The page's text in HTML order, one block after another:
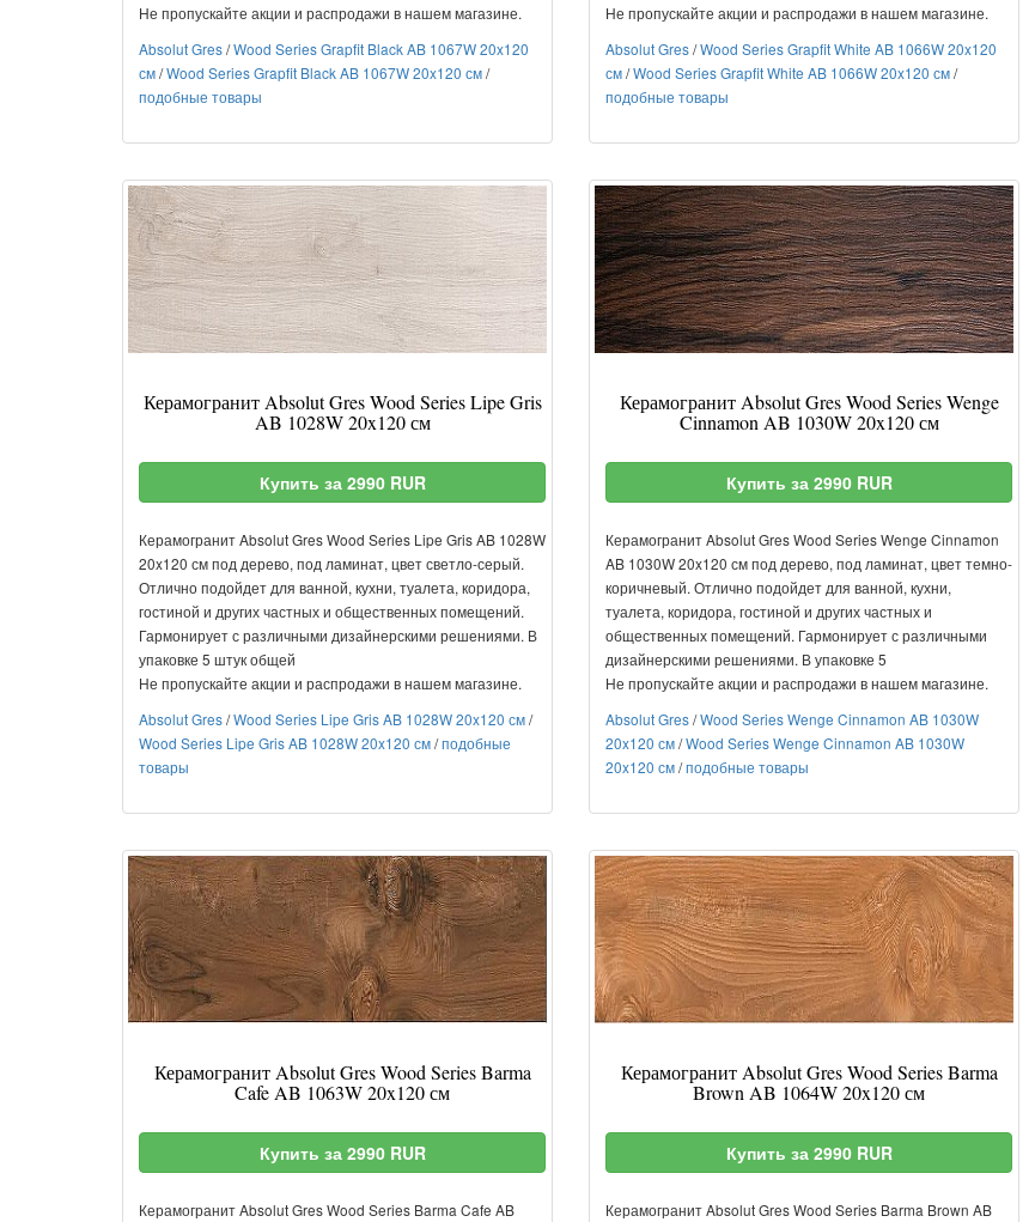
Не пропускайте акции и распродажи в нашем магазине.
Absolut Gres/Wood Series Grapfit Black AB 1067W 20x120
см/Wood Series Grapfit Black AB 1067W 20x120 см/
подобные товары
Не пропускайте акции и распродажи в нашем магазине.
Absolut Gres/Wood Series Grapfit White AB 1066W 20x120
см/Wood Series Grapfit White AB 1066W 20x120 см/
подобные товары
Керамогранит Absolut Gres Wood Series Lipe Gris
AB 1028W 20x120 см
Купить за 2990 RUR
Керамогранит Absolut Gres Wood Series Lipe Gris AB 1028W
20x120 см под дерево, под ламинат, цвет светло-серый.
Отлично подойдет для ванной, кухни, туалета, коридора,
гостиной и других частных и общественных помещений.
Гармонирует с различными дизайнерскими решениями. В
упаковке 5 штук общей
Не пропускайте акции и распродажи в нашем магазине.
Absolut Gres/Wood Series Lipe Gris AB 1028W 20x120 см/
Wood Series Lipe Gris AB 1028W 20x120 см/подобные
товары
Керамогранит Absolut Gres Wood Series Wenge
Cinnamon AB 1030W 20x120 см
Купить за 2990 RUR
Керамогранит Absolut Gres Wood Series Wenge Cinnamon
AB 1030W 20x120 см под дерево, под ламинат, цвет темно-
коричневый. Отлично подойдет для ванной, кухни,
туалета, коридора, гостиной и других частных и
общественных помещений. Гармонирует с различными
дизайнерскими решениями. В упаковке 5
Не пропускайте акции и распродажи в нашем магазине.
Absolut Gres/Wood Series Wenge Cinnamon AB 1030W
20x120 см/Wood Series Wenge Cinnamon AB 1030W
20x120 см/подобные товары
Керамогранит Absolut Gres Wood Series Barma
Cafe AB 1063W 20x120 см
Купить за 2990 RUR
Керамогранит Absolut Gres Wood Series Barma Cafe AB
Керамогранит Absolut Gres Wood Series Barma
Brown AB 1064W 20x120 см
Купить за 2990 RUR
Керамогранит Absolut Gres Wood Series Barma Brown AB